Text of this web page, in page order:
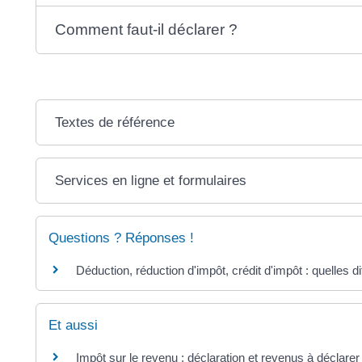
Comment faut-il déclarer ?
Textes de référence
Services en ligne et formulaires
Questions ? Réponses !
Déduction, réduction d'impôt, crédit d'impôt : quelles
Et aussi
Impôt sur le revenu : déclaration et revenus à déclarer